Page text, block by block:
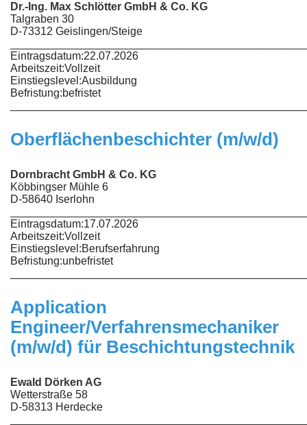
Dr.-Ing. Max Schlötter GmbH & Co. KG
Talgraben 30
D-73312 Geislingen/Steige
Eintragsdatum:22.07.2026
Arbeitszeit:Vollzeit
Einstiegslevel:Ausbildung
Befristung:befristet
Oberflächenbeschichter (m/w/d)
Dornbracht GmbH & Co. KG
Köbbingser Mühle 6
D-58640 Iserlohn
Eintragsdatum:17.07.2026
Arbeitszeit:Vollzeit
Einstiegslevel:Berufserfahrung
Befristung:unbefristet
Application
Engineer/Verfahrensmechaniker
(m/w/d) für Beschichtungstechnik
Ewald Dörken AG
Wetterstraße 58
D-58313 Herdecke